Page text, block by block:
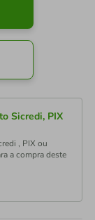
Sicredi, PIX
, PIX ou
a compra deste